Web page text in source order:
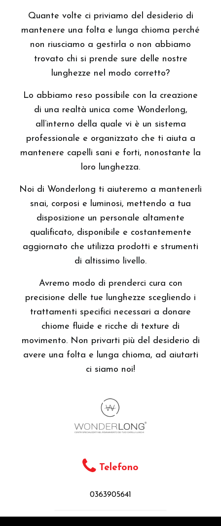
Quante volte ci priviamo del desiderio di
mantenere una folta e lunga chioma perché
non riusciamo a gestirla o non abbiamo
trovato chi si prende sure delle nostre
lunghezze nel modo corretto?
Lo abbiamo reso possibile con la creazione
di una realtà unica come Wonderlong,
all’interno della quale vi è un sistema
professionale e organizzato che ti aiuta a
mantenere capelli sani e forti, nonostante la
loro lunghezza.
Noi di Wonderlong ti aiuteremo a mantenerli
snai, corposi e luminosi, mettendo a tua
disposizione un personale altamente
qualificato, disponibile e costantemente
aggiornato che utilizza prodotti e strumenti
di altissimo livello.
Avremo modo di prenderci cura con
precisione delle tue lunghezze scegliendo i
trattamenti specifici necessari a donare
chiome fluide e ricche di texture di
movimento. Non privarti più del desiderio di
avere una folta e lunga chioma, ad aiutarti
ci siamo noi!
Telefono
0363905641